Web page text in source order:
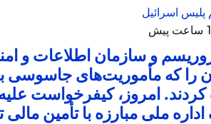
پلیس اسرائیل
و سازمان اطلاعات و
را که مأموریت‌های جاسوسی
کردند. امروز، کیفرخواست
ملی مبارزه با تأمین مالی